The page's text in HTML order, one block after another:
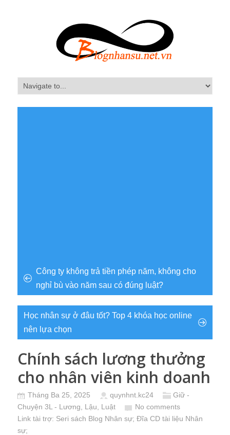
Công ty không trả tiền phép năm, không cho
nghỉ bù vào năm sau có đúng luật?
Học nhân sự ở đâu tốt? Top 4 khóa học online
nên lựa chọn
Chính sách lương thưởng
cho nhân viên kinh doanh
Tháng Ba 25, 2025 quynhnt.kc24
Giữ -
Chuyện 3L - Lương, Lậu, Luật
No comments
Link tài trợ: Seri sách Blog Nhân sự; Đĩa CD tài liệu Nhân
sự;